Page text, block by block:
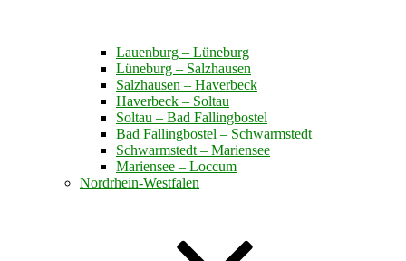
Lauenburg – Lüneburg
Lüneburg – Salzhausen
Salzhausen – Haverbeck
Haverbeck – Soltau
Soltau – Bad Fallingbostel
Bad Fallingbostel – Schwarmstedt
Schwarmstedt – Mariensee
Mariensee – Loccum
Nordrhein-Westfalen